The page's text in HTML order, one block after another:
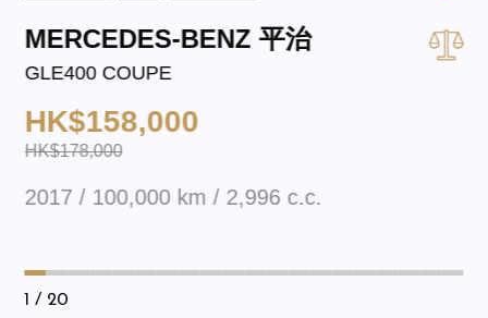
MERCEDES-BENZ 平治
GLE400 COUPE
HK$158,000
HK$178,000
2017 / 100,000 km / 2,996 c.c.
1 / 20